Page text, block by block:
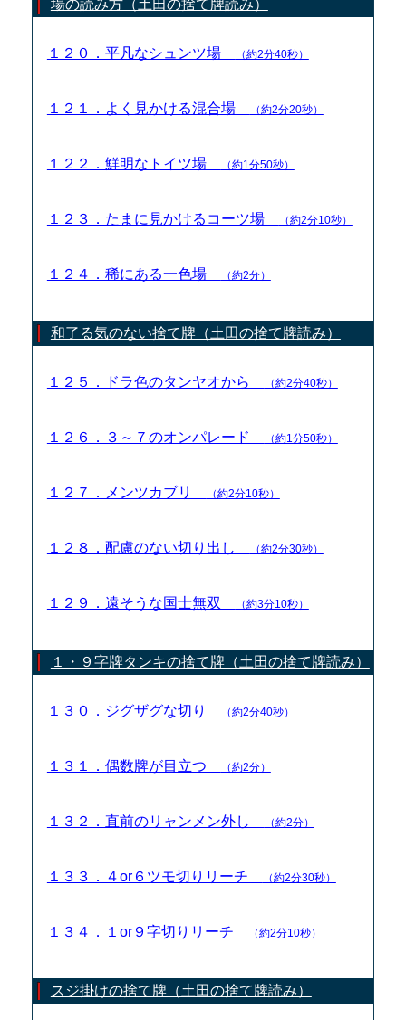
場の読み方（土田の捨て牌読み）
１２０．平凡なシュンツ場 （約2分40秒）
１２１．よく見かける混合場 （約2分20秒）
１２２．鮮明なトイツ場 （約1分50秒）
１２３．たまに見かけるコーツ場 （約2分10秒）
１２４．稀にある一色場 （約2分）
和了る気のない捨て牌（土田の捨て牌読み）
１２５．ドラ色のタンヤオから （約2分40秒）
１２６．３～７のオンパレード （約1分50秒）
１２７．メンツカブリ （約2分10秒）
１２８．配慮のない切り出し （約2分30秒）
１２９．遠そうな国士無双 （約3分10秒）
１・９字牌タンキの捨て牌（土田の捨て牌読み）
１３０．ジグザグな切り （約2分40秒）
１３１．偶数牌が目立つ （約2分）
１３２．直前のリャンメン外し （約2分）
１３３．４or６ツモ切りリーチ （約2分30秒）
１３４．１or９字切りリーチ （約2分10秒）
スジ掛けの捨て牌（土田の捨て牌読み）